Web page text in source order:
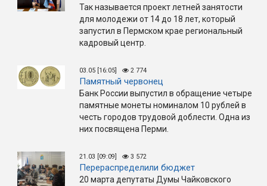
Так называется проект летней занятости
для молодежи от 14 до 18 лет, который
запустил в Пермском крае региональный
кадровый центр.
03.05 [16:05] 2 774
Памятный червонец
Банк России выпустил в обращение четыре
памятные монеты номиналом 10 рублей в
честь городов трудовой доблести. Одна из
них посвящена Перми.
21.03 [09:09] 3 572
Перераспределили бюджет
20 марта депутаты Думы Чайковского